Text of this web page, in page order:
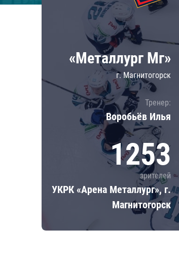
Локомотив
ЦСКА
Шанхайские
«Металлург Мг»
г. Магнитогорск
Тренер:
Воробьёв Илья
1253
зрителей
УКРК «Арена Металлург», г.
Магнитогорск